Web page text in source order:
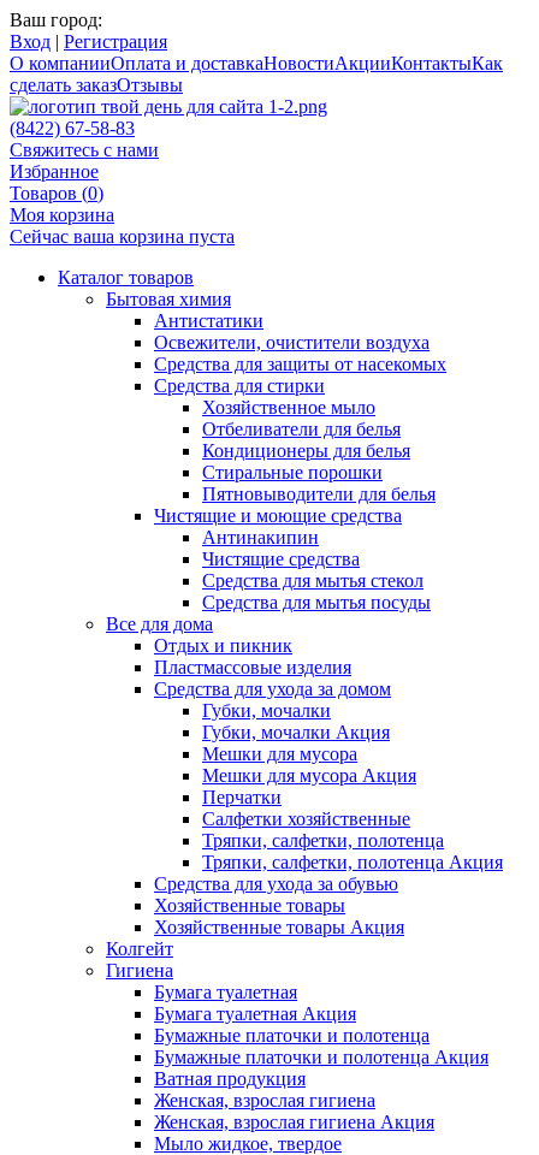
Ваш город:
Вход | Регистрация
О компанииОплата и доставкаНовостиАкцииКонтактыКак
сделать заказОтзывы
(8422) 67-58-83
Свяжитесь с нами
Избранное
Товаров (0)
Моя корзина
Сейчас ваша корзина пуста
Каталог товаров
Бытовая химия
Антистатики
Освежители, очистители воздуха
Средства для защиты от насекомых
Средства для стирки
Хозяйственное мыло
Отбеливатели для белья
Кондиционеры для белья
Стиральные порошки
Пятновыводители для белья
Чистящие и моющие средства
Антинакипин
Чистящие средства
Средства для мытья стекол
Средства для мытья посуды
Все для дома
Отдых и пикник
Пластмассовые изделия
Средства для ухода за домом
Губки, мочалки
Губки, мочалки Акция
Мешки для мусора
Мешки для мусора Акция
Перчатки
Салфетки хозяйственные
Тряпки, салфетки, полотенца
Тряпки, салфетки, полотенца Акция
Средства для ухода за обувью
Хозяйственные товары
Хозяйственные товары Акция
Колгейт
Гигиена
Бумага туалетная
Бумага туалетная Акция
Бумажные платочки и полотенца
Бумажные платочки и полотенца Акция
Ватная продукция
Женская, взрослая гигиена
Женская, взрослая гигиена Акция
Мыло жидкое, твердое